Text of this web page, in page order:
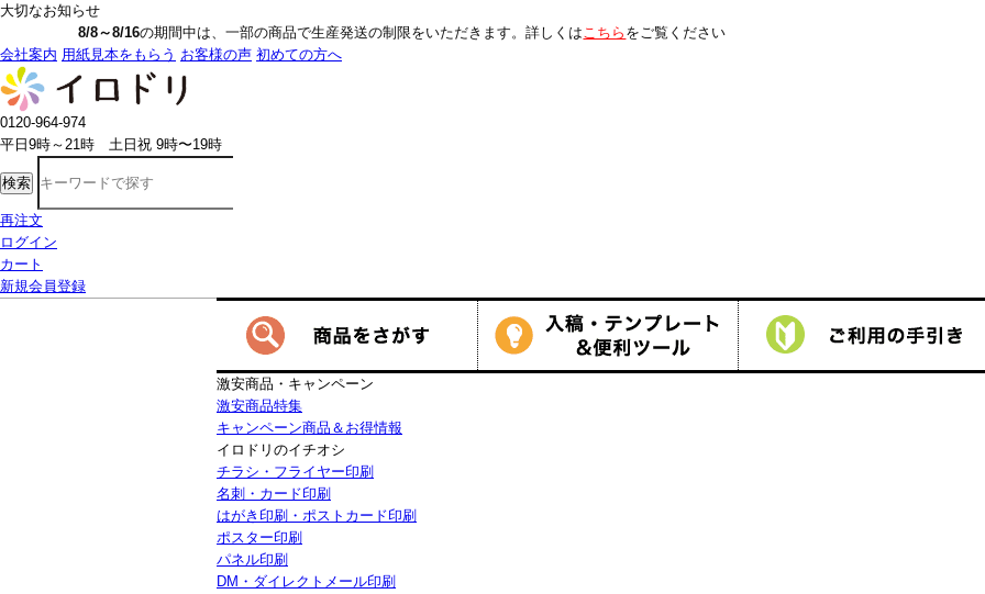
大切なお知らせ
の期間中は、一部の商品で生産発送の制限をいただきます。詳しくはこちら をご覧ください
会社案内 用紙見本をもらう お客様の声 初めての方へ
0120-964-974
平日9時～21時 土日祝 9時〜19時
検索
再注文
ログイン
カート
新規会員登録
激安商品・キャンペーン
激安商品特集
キャンペーン商品＆お得情報
イロドリのイチオシ
チラシ・フライヤー印刷
名刺・カード印刷
はがき印刷・ポストカード印刷
ポスター印刷
パネル印刷
DM・ダイレクトメール印刷